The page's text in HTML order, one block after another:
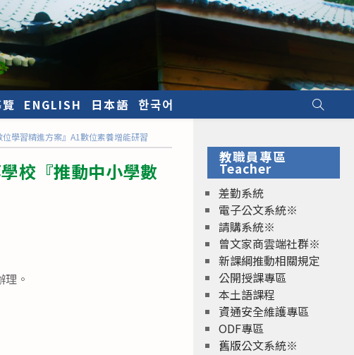
ENGLISH 日本語 한국어
學習精進方案』A1數位素養增能研習
校『推動中小學數
。
教職員專區
Teacher
差勤系統
電子公文系統※
請購系統※
曾文家商雲端社群※
新課綱推動相關規定
公開授課專區
本土語課程
資通安全維護專區
ODF專區
舊版公文系統※